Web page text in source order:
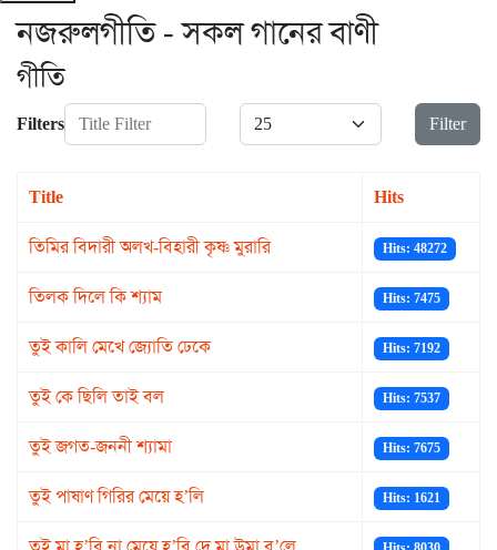
নজরুলগীতি - সকল গানের বাণী
গীতি
FiltersTitle Filter Display # Filter
Title Hits
তিমির বিদারী অলখ-বিহারী কৃষ্ণ মুরারি Hits: 48272
তিলক দিলে কি শ্যাম Hits: 7475
তুই কালি মেখে জ্যোতি ঢেকে Hits: 7192
তুই কে ছিলি তাই বল Hits: 7537
তুই জগত-জননী শ্যামা Hits: 7675
তুই পাষাণ গিরির মেয়ে হ’লি Hits: 1621